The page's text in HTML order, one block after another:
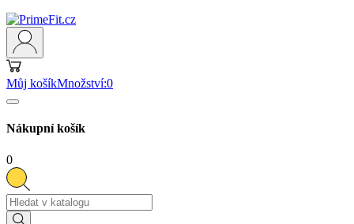
Můj košíkMnožství:0
Nákupní košík
0